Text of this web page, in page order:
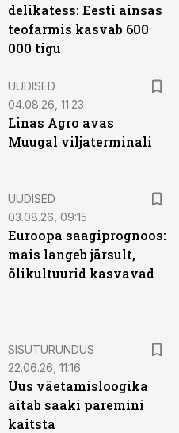
delikatess: Eesti ainsas
teofarmis kasvab 600
000 tigu
UUDISED
04.08.26, 11:23
Linas Agro avas
Muugal viljaterminali
UUDISED
03.08.26, 09:15
Euroopa saagiprognoos:
mais langeb järsult,
õlikultuurid kasvavad
SISUTURUNDUS
22.06.26, 11:16
Uus väetamisloogika
aitab saaki paremini
kaitsta